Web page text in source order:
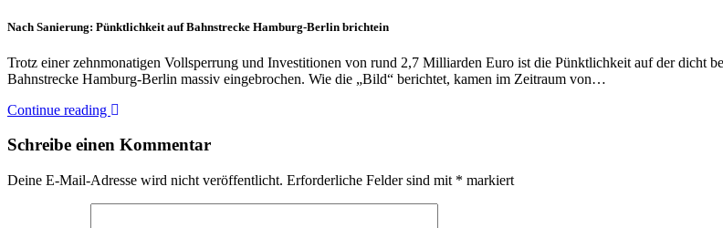
Nach Sanierung: Pünktlichkeit auf Bahnstrecke Hamburg-Berlin brichtein
Trotz einer zehnmonatigen Vollsperrung und Investitionen von rund 2,7 Milliarden Euro ist die Pünktlichkeit auf der dicht
Bahnstrecke Hamburg-Berlin massiv eingebrochen. Wie die „Bild“ berichtet, kamen im Zeitraum von…
Continue reading
Schreibe einen Kommentar
Deine E-Mail-Adresse wird nicht veröffentlicht. Erforderliche Felder sind mit * markiert